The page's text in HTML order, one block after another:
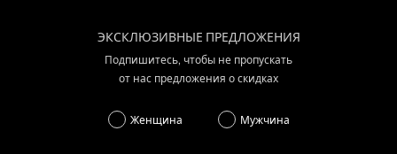
ЭКСКЛЮЗИВНЫЕ ПРЕДЛОЖЕНИЯ
Подпишитесь, чтобы не пропускать
от нас предложения о скидках
Женщина Мужчина